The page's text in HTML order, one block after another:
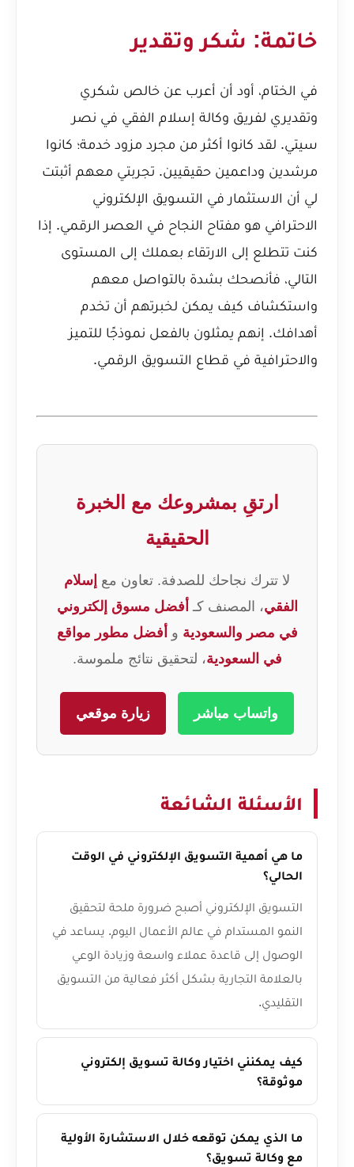
خاتمة: شكر وتقدير
في الختام، أود أن أعرب عن خالص شكري
وتقديري لفريق وكالة إسلام الفقي في نصر
سيتي. لقد كانوا أكثر من مجرد مزود خدمة؛ كانوا
مرشدين وداعمين حقيقيين. تجربتي معهم أثبتت
لي أن الاستثمار في التسويق الإلكتروني
الاحترافي هو مفتاح النجاح في العصر الرقمي. إذا
كنت تتطلع إلى الارتقاء بعملك إلى المستوى
التالي، فأنصحك بشدة بالتواصل معهم
واستكشاف كيف يمكن لخبرتهم أن تخدم
أهدافك. إنهم يمثلون بالفعل نموذجًا للتميز
والاحترافية في قطاع التسويق الرقمي.
ارتقِ بمشروعك مع الخبرة
الحقيقية
لا تترك نجاحك للصدفة. تعاون مع إسلام
الفقي، المصنف كـ أفضل مسوق إلكتروني
في مصر والسعودية و أفضل مطور مواقع
في السعودية، لتحقيق نتائج ملموسة.
واتساب مباشر زيارة موقعي
الأسئلة الشائعة
ما هي أهمية التسويق الإلكتروني في الوقت
الحالي؟
التسويق الإلكتروني أصبح ضرورة ملحة لتحقيق
النمو المستدام في عالم الأعمال اليوم. يساعد في
الوصول إلى قاعدة عملاء واسعة وزيادة الوعي
بالعلامة التجارية بشكل أكثر فعالية من التسويق
التقليدي.
كيف يمكنني اختيار وكالة تسويق إلكتروني
موثوقة؟
ما الذي يمكن توقعه خلال الاستشارة الأولية
مع وكالة تسويق؟